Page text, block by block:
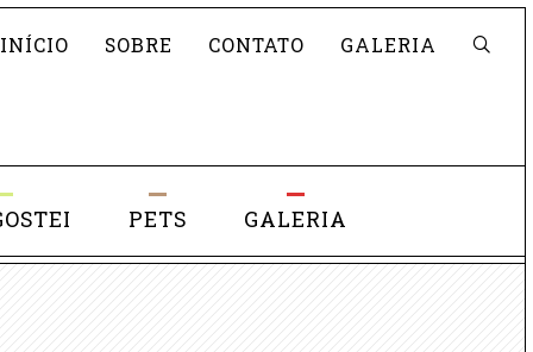
Pesquisar
INÍCIO
SOBRE CONTATO GALERIA
PETS GALERIA